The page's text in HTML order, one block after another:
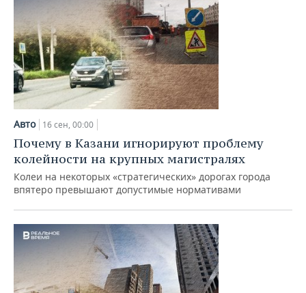
Авто 16 сен, 00:00
Почему в Казани игнорируют проблему
колейности на крупных магистралях
Колеи на некоторых «стратегических» дорогах города
впятеро превышают допустимые нормативами